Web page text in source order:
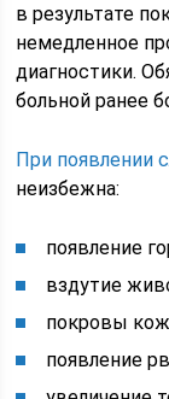
в результате
немедленное
диагностики.
больной ранее
При появлении
неизбежна:
появление
вздутие
покровы
появление